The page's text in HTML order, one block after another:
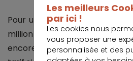
Pour une maison ancienne, il
million d’euros, même si
encore des travaux. Pour un
Les meilleurs
par ici !
Les cookies nous
vous proposer une
personnalisée et des